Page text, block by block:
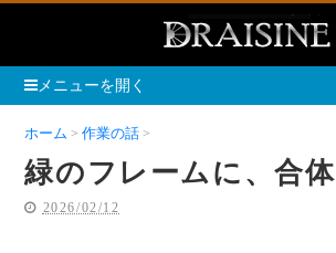
メニューを開く
ホーム 作業の話
緑のフレームに、合体
2026/02/12